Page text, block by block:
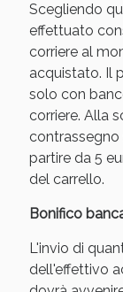
Scegliendo
effettuato
corriere al
acquistato. Il
solo con
corriere. Alla
contrassegno
partire da 5
del carrello.
Bonifico
L'invio di
dell'effettivo